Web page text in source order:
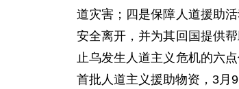
道灾害；四是保障人道援助
安全离开，并为其回国提供
止乌发生人道主义危机的六
首批人道主义援助物资，3月